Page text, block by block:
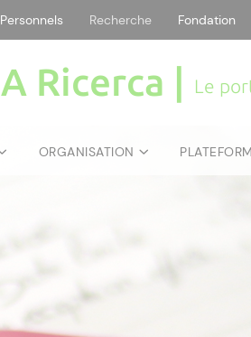
Personnels Recherche Fondation
A Ricerca | Le
ORGANISATION